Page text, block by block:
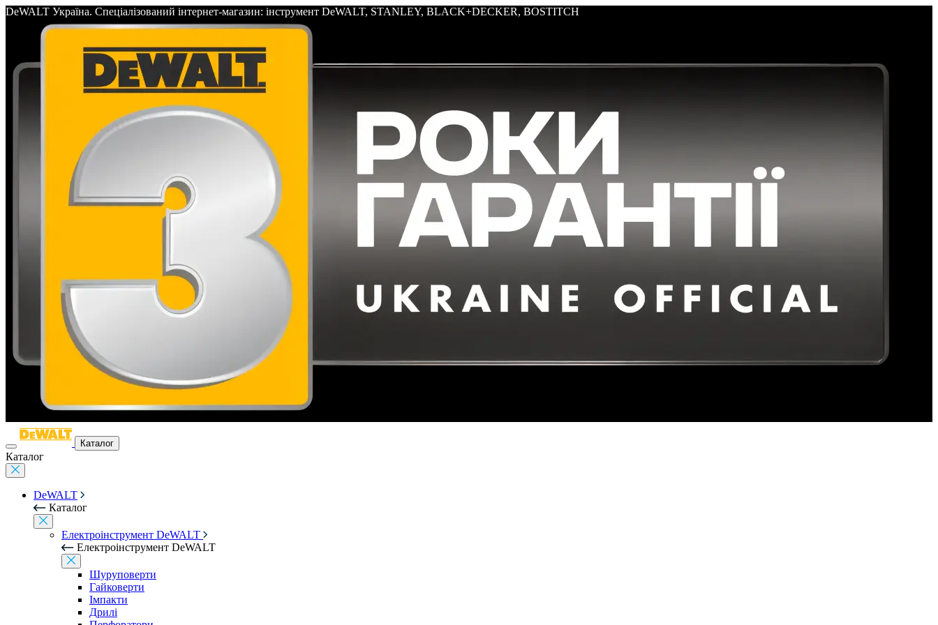
DeWALT Україна. Спеціалізований інтернет-магазин: інструмент DeWALT, STANLEY, BLACK+DECKER, BOSTITCH
Каталог
Каталог
DeWALT
Каталог
Електроінструмент DeWALT
Електроінструмент DeWALT
Шуруповерти
Гайковерти
Імпакти
Дрилі